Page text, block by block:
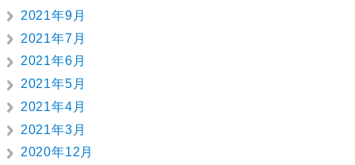
2021年9月
2021年7月
2021年6月
2021年5月
2021年4月
2021年3月
2020年12月